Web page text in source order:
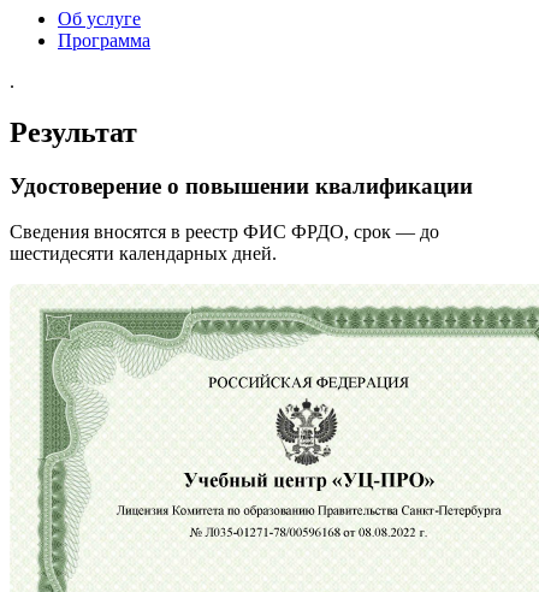
Об услуге
Программа
.
Результат
Удостоверение о повышении квалификации
Сведения вносятся в реестр ФИС ФРДО, срок — до
шестидесяти календарных дней.